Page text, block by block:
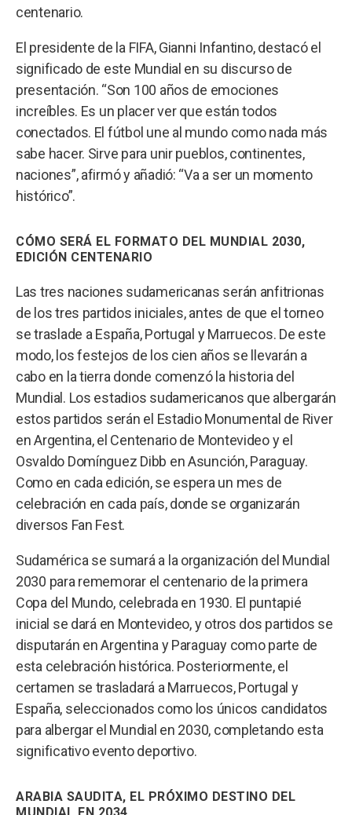
centenario.
El presidente de la FIFA, Gianni Infantino, destacó el
significado de este Mundial en su discurso de
presentación. “Son 100 años de emociones
increíbles. Es un placer ver que están todos
conectados. El fútbol une al mundo como nada más
sabe hacer. Sirve para unir pueblos, continentes,
naciones”, afirmó y añadió: “Va a ser un momento
histórico”.
CÓMO SERÁ EL FORMATO DEL MUNDIAL 2030,
EDICIÓN CENTENARIO
Las tres naciones sudamericanas serán anfitrionas
de los tres partidos iniciales, antes de que el torneo
se traslade a España, Portugal y Marruecos. De este
modo, los festejos de los cien años se llevarán a
cabo en la tierra donde comenzó la historia del
Mundial. Los estadios sudamericanos que albergarán
estos partidos serán el Estadio Monumental de River
en Argentina, el Centenario de Montevideo y el
Osvaldo Domínguez Dibb en Asunción, Paraguay.
Como en cada edición, se espera un mes de
celebración en cada país, donde se organizarán
diversos Fan Fest.
Sudamérica se sumará a la organización del Mundial
2030 para rememorar el centenario de la primera
Copa del Mundo, celebrada en 1930. El puntapié
inicial se dará en Montevideo, y otros dos partidos se
disputarán en Argentina y Paraguay como parte de
esta celebración histórica. Posteriormente, el
certamen se trasladará a Marruecos, Portugal y
España, seleccionados como los únicos candidatos
para albergar el Mundial en 2030, completando esta
significativo evento deportivo.
ARABIA SAUDITA, EL PRÓXIMO DESTINO DEL